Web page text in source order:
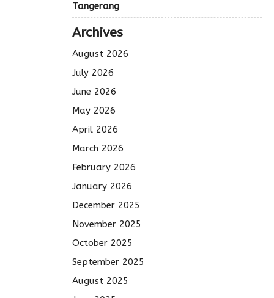
Tangerang
Archives
August 2026
July 2026
June 2026
May 2026
April 2026
March 2026
February 2026
January 2026
December 2025
November 2025
October 2025
September 2025
August 2025